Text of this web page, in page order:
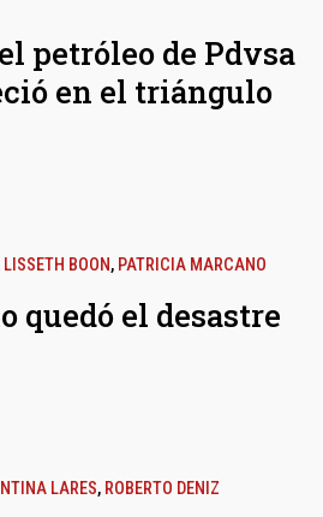
petróleo de Pdvsa
en el triángulo
LISSETH BOON, PATRICIA MARCANO
quedó el desastre
LARES, ROBERTO DENIZ